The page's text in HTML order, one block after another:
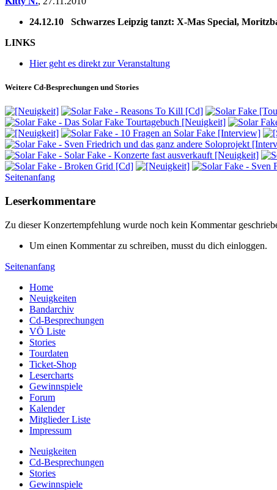
24.12.10 Schwarzes Leipzig tanzt: X-Mas Special,
LINKS
Hier geht es direkt zur Veranstaltung
Weitere Cd-Besprechungen und Stories
Seitenanfang
Leserkommentare
Zu dieser Konzertempfehlung wurde noch kein Kommentar
Um einen Kommentar zu schreiben, musst du dich einloggen.
Seitenanfang
Home
Neuigkeiten
Bandarchiv
Cd-Besprechungen
VÖ Liste
Stories
Tourdaten
Ticket-Shop
Lesercharts
Gewinnspiele
Forum
Kalender
Mitglieder Liste
Impressum
Neuigkeiten
Cd-Besprechungen
Stories
Gewinnspiele